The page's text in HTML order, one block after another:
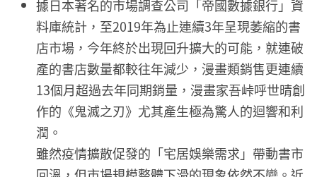
據日本著名的市場調查公司「帝國數據銀行」資
料庫統計，至2019年為止連續3年呈現萎縮的書
店市場，今年終於出現回升擴大的可能，就連破
產的書店數量都較往年減少，漫畫類銷售更連續
13個月超過去年同期銷量，漫畫家吾峠呼世晴創
作的《鬼滅之刃》尤其產生極為驚人的迴響和利
潤。
雖然疫情擴散促發的「宅居娛樂需求」帶動書市